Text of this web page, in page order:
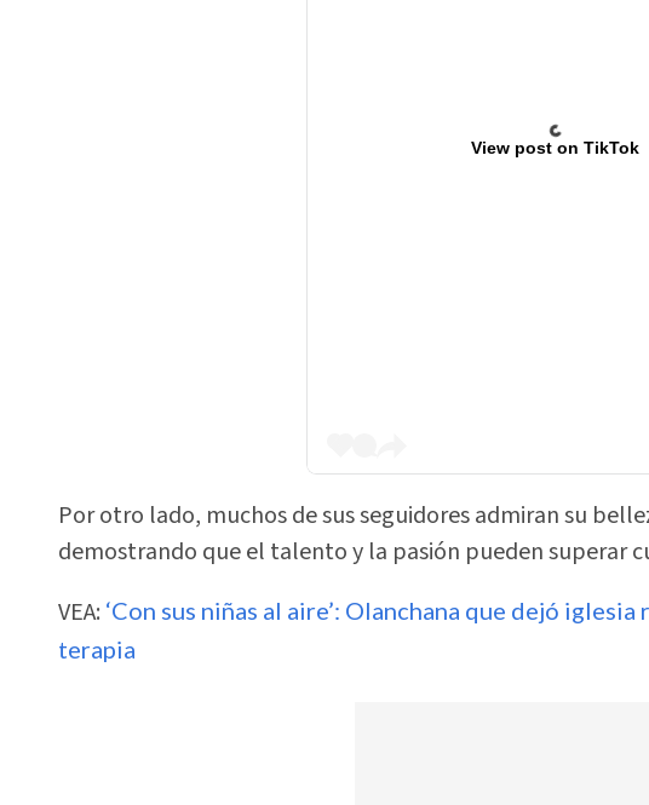
View post on TikTok
Por otro lado, muchos de sus seguidores admiran su
demostrando que el talento y la pasión pueden superar
VEA: ‘Con sus niñas al aire’: Olanchana que dejó
terapia